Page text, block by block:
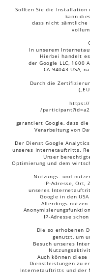
Sollten Sie die Installation
kann
dass nicht
In unserem
Hierbei handelt
der Google LLC, 1600
CA 94043 USA,
Durch die
https://
/
garantiert Google, dass
Verarbeitung von
Der Dienst Google
unseres Internetauftritts.
Unser
Optimierung und dem
Nutzungs- und
IP-Adresse, Ort,
unseres
Google in den
Allerdings nutzen
IP-Adresse
Die so erhobenen
genutzt, um
Besuch unseres
Auch können
Dienstleistungen zu
Internetauftritts und der